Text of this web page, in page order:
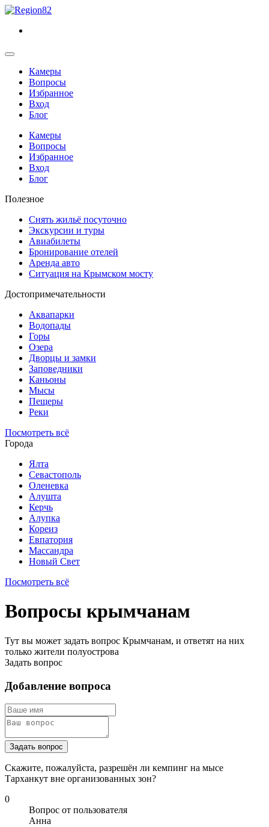
Камеры
Вопросы
Избранное
Вход
Блог
Камеры
Вопросы
Избранное
Вход
Блог
Полезное
Снять жильё посуточно
Экскурсии и туры
Авиабилеты
Бронирование отелей
Аренда авто
Ситуация на Крымском мосту
Достопримечательности
Аквапарки
Водопады
Горы
Озера
Дворцы и замки
Заповедники
Каньоны
Мысы
Пещеры
Реки
Посмотреть всё
Города
Ялта
Севастополь
Оленевка
Алушта
Керчь
Алупка
Кореиз
Евпатория
Массандра
Новый Свет
Посмотреть всё
Вопросы крымчанам
Тут вы может задать вопрос Крымчанам, и ответят на них
только жители полуострова
Задать вопрос
Добавление вопроса
Задать вопрос
Скажите, пожалуйста, разрешён ли кемпинг на мысе
Тарханкут вне организованных зон?
0
Вопрос от пользователя
Анна